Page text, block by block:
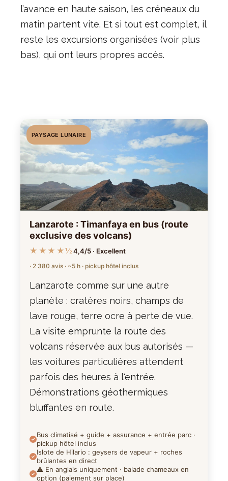
l’avance en haute saison, les créneaux du
matin partent vite. Et si tout est complet, il
reste les excursions organisées (voir plus
bas), qui ont leurs propres accès.
PAYSAGE LUNAIRE
Lanzarote : Timanfaya en bus (route
exclusive des volcans)
★★★★½4,4/5 · Excellent
· 2 380 avis · ~5 h · pickup hôtel inclus
Lanzarote comme sur une autre
planète : cratères noirs, champs de
lave rouge, terre ocre à perte de vue.
La visite emprunte la route des
volcans réservée aux bus autorisés —
les voitures particulières attendent
parfois des heures à l'entrée.
Démonstrations géothermiques
bluffantes en route.
Bus climatisé + guide + assurance + entrée parc ·
pickup hôtel inclus
Islote de Hilario : geysers de vapeur + roches
brûlantes en direct
⚠️ En anglais uniquement · balade chameaux en
option (paiement sur place)